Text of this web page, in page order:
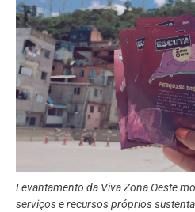
Levantamento da Viva Zona Oeste
serviços e recursos próprios